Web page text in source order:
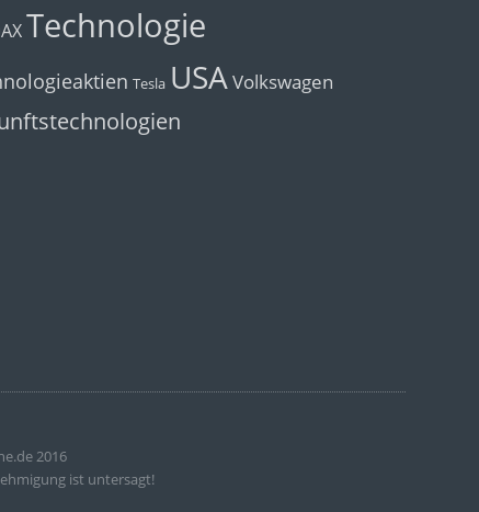
Technologie
Tesla USAVolkswagen
2016
ist untersagt!